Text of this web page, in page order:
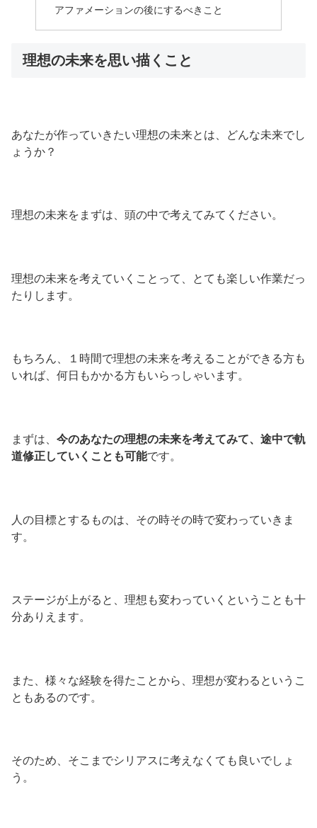
アファメーションの後にするべきこと
理想の未来を思い描くこと
あなたが作っていきたい理想の未来とは、どんな未来でし
ょうか？
理想の未来をまずは、頭の中で考えてみてください。
理想の未来を考えていくことって、とても楽しい作業だっ
たりします。
もちろん、１時間で理想の未来を考えることができる方も
いれば、何日もかかる方もいらっしゃいます。
まずは、 今のあなたの理想の未来を考えてみて、途中で軌
道修正していくことも可能です。
人の目標とするものは、その時その時で変わっていきま
す。
ステージが上がると、理想も変わっていくということも十
分ありえます。
また、様々な経験を得たことから、理想が変わるというこ
ともあるのです。
そのため、そこまでシリアスに考えなくても良いでしょ
う。